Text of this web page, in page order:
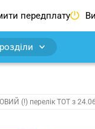
передплату
(!) перелік ТОТ з